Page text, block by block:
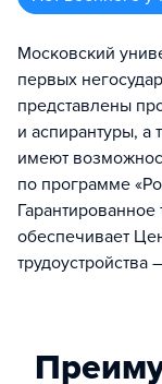
Московский
первых
представлены
и аспирантуры, а
имеют
по программе
Гарантированное
обеспечивает
трудоустройства